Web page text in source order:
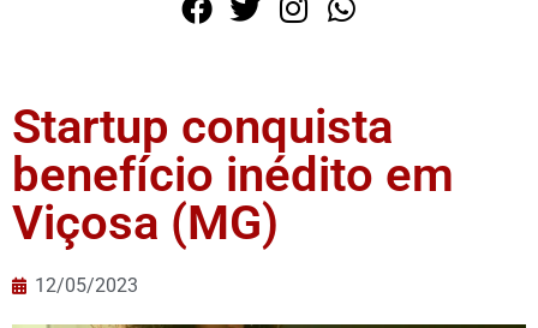
Startup conquista
benefício inédito em
Viçosa (MG)
12/05/2023